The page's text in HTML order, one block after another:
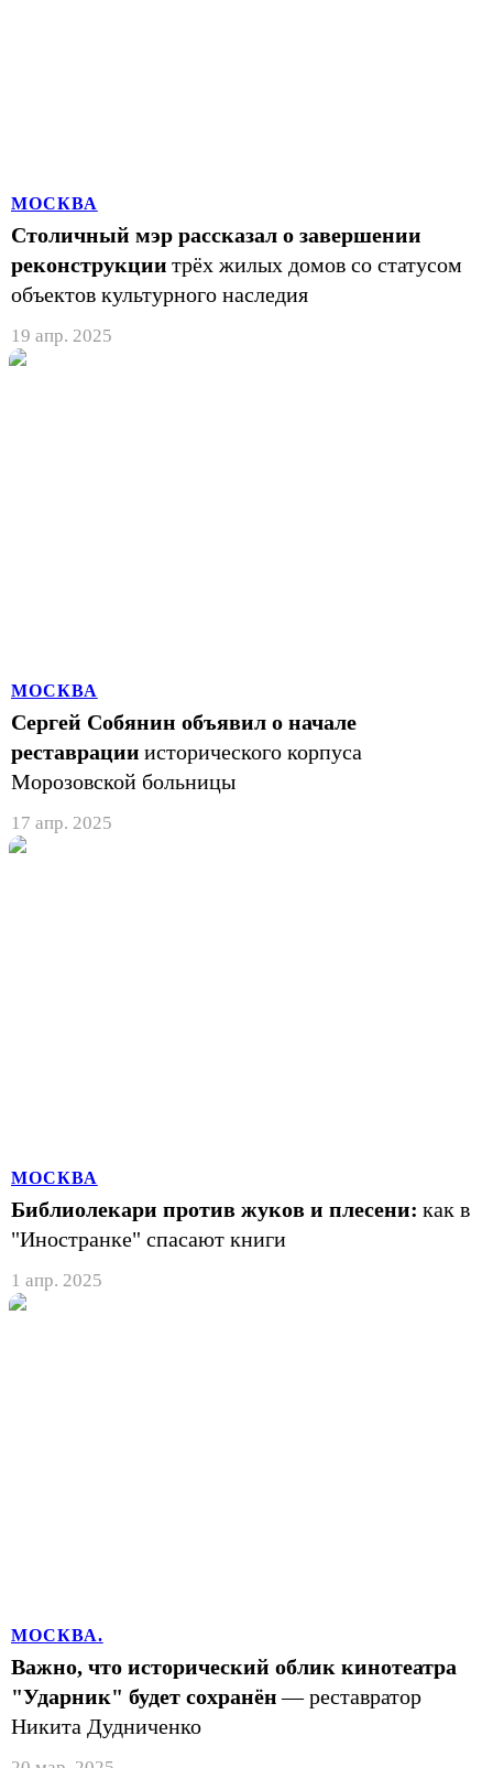
МОСКВА
Столичный мэр рассказал о завершении
реконструкции трёх жилых домов со статусом
объектов культурного наследия
19 апр. 2025
МОСКВА
Сергей Собянин объявил о начале
реставрации исторического корпуса
Морозовской больницы
17 апр. 2025
МОСКВА
Библиолекари против жуков и плесени: как в
"Иностранке" спасают книги
1 апр. 2025
МОСКВА.
Важно, что исторический облик кинотеатра
"Ударник" будет сохранён — реставратор
Никита Дудниченко